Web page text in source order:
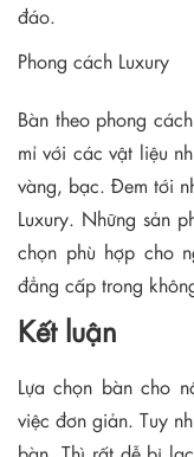
đáo.
Phong cách Luxury
Bàn theo phong
mỉ với các vật liệu
vàng, bạc. Đem tới
Luxury. Những sản
chọn phù hợp cho
đẳng cấp trong
Kết luận
Lựa chọn bàn cho
việc đơn giản. Tuy